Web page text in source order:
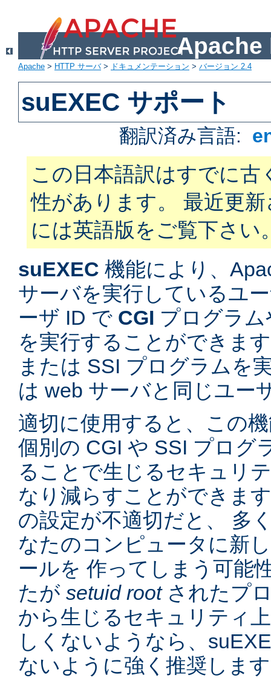
Apache
Apache > HTTP サーバ> ドキュメンテーション > バージョン 2.4
suEXEC サポート
翻訳済み言語:
この日本語訳はすでに古
性があります。 最近更
には英語版をご覧下さい
suEXEC 機能により、
サーバを実行しているユ
ーザ ID で CGI プログラ
を実行することができま
または SSI プログラムを
は web サーバと同じユー
適切に使用すると、この
個別の CGI や SSI プログ
ることで生じるセキュリ
なり減らすことができま
の設定が不適切だと、 多
なたのコンピュータに新
ールを 作ってしまう可能
たが setuid rootされたプ
から生じるセキュリティ
しくないようなら、
ないように強く推奨しま